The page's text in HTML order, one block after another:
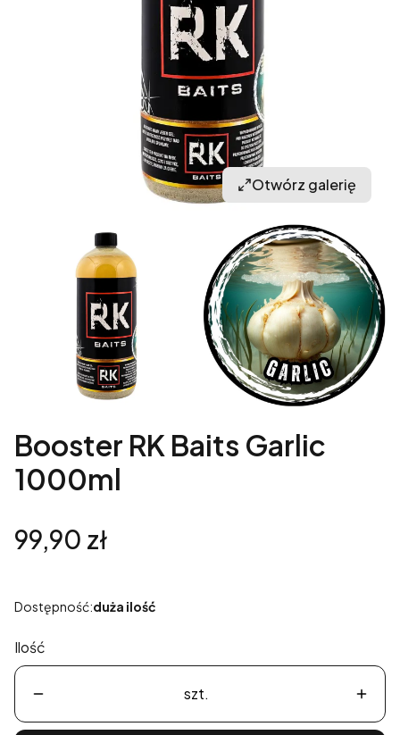
Otwórz galerię
Booster RK Baits Garlic
1000ml
Cena
99,90 zł
Dostępność:duża ilość
Ilość
szt.